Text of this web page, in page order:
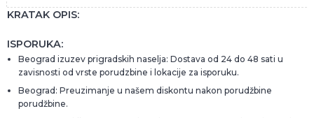
KRATAK OPIS:
ISPORUKA:
Beograd izuzev prigradskih naselja: Dostava od 24 do 48 sati u
zavisnosti od vrste porudzbine i lokacije za isporuku.
Beograd: Preuzimanje u našem diskontu nakon porudžbine
porudžbine.